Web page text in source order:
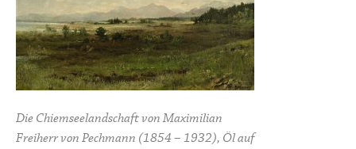
Die Chiemseelandschaft von Maximilian
Freiherr von Pechmann (1854 – 1932), Öl auf